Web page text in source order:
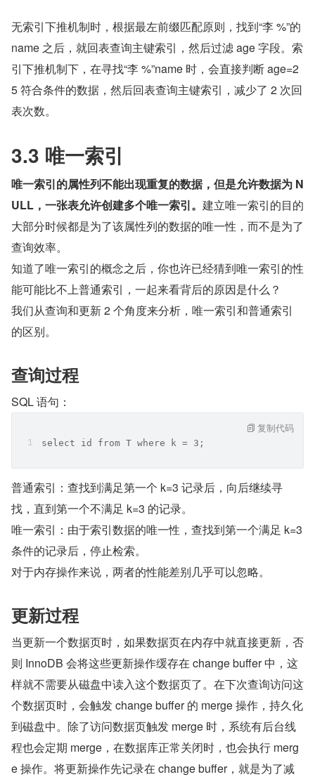
无索引下推机制时，根据最左前缀匹配原则，找到“李 %”的
name 之后，就回表查询主键索引，然后过滤 age 字段。索
引下推机制下，在寻找“李 %”name 时，会直接判断 age=2
5 符合条件的数据，然后回表查询主键索引，减少了 2 次回
表次数。
3.3 唯一索引
唯一索引的属性列不能出现重复的数据，但是允许数据为 N
ULL，一张表允许创建多个唯一索引。 建立唯一索引的目的
大部分时候都是为了该属性列的数据的唯一性，而不是为了
查询效率。
知道了唯一索引的概念之后，你也许已经猜到唯一索引的性
能可能比不上普通索引，一起来看背后的原因是什么？
我们从查询和更新 2 个角度来分析，唯一索引和普通索引
的区别。
查询过程
SQL 语句：
select id from T where k = 3;
复制代码
普通索引：查找到满足第一个 k=3 记录后，向后继续寻
找，直到第一个不满足 k=3 的记录。
唯一索引：由于索引数据的唯一性，查找到第一个满足 k=3
条件的记录后，停止检索。
对于内存操作来说，两者的性能差别几乎可以忽略。
更新过程
当更新一个数据页时，如果数据页在内存中就直接更新，否
则 InnoDB 会将这些更新操作缓存在 change buffer 中，这
样就不需要从磁盘中读入这个数据页了。在下次查询访问这
个数据页时，会触发 change buffer 的 merge 操作，持久化
到磁盘中。除了访问数据页触发 merge 时，系统有后台线
程也会定期 merge，在数据库正常关闭时，也会执行 merg
e 操作。将更新操作先记录在 change buffer，就是为了减